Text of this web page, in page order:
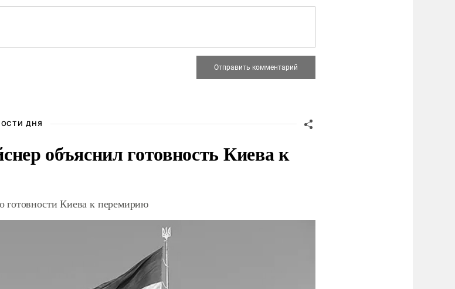
ДНЯ
объяснил готовность Киева к
готовности Киева к перемирию